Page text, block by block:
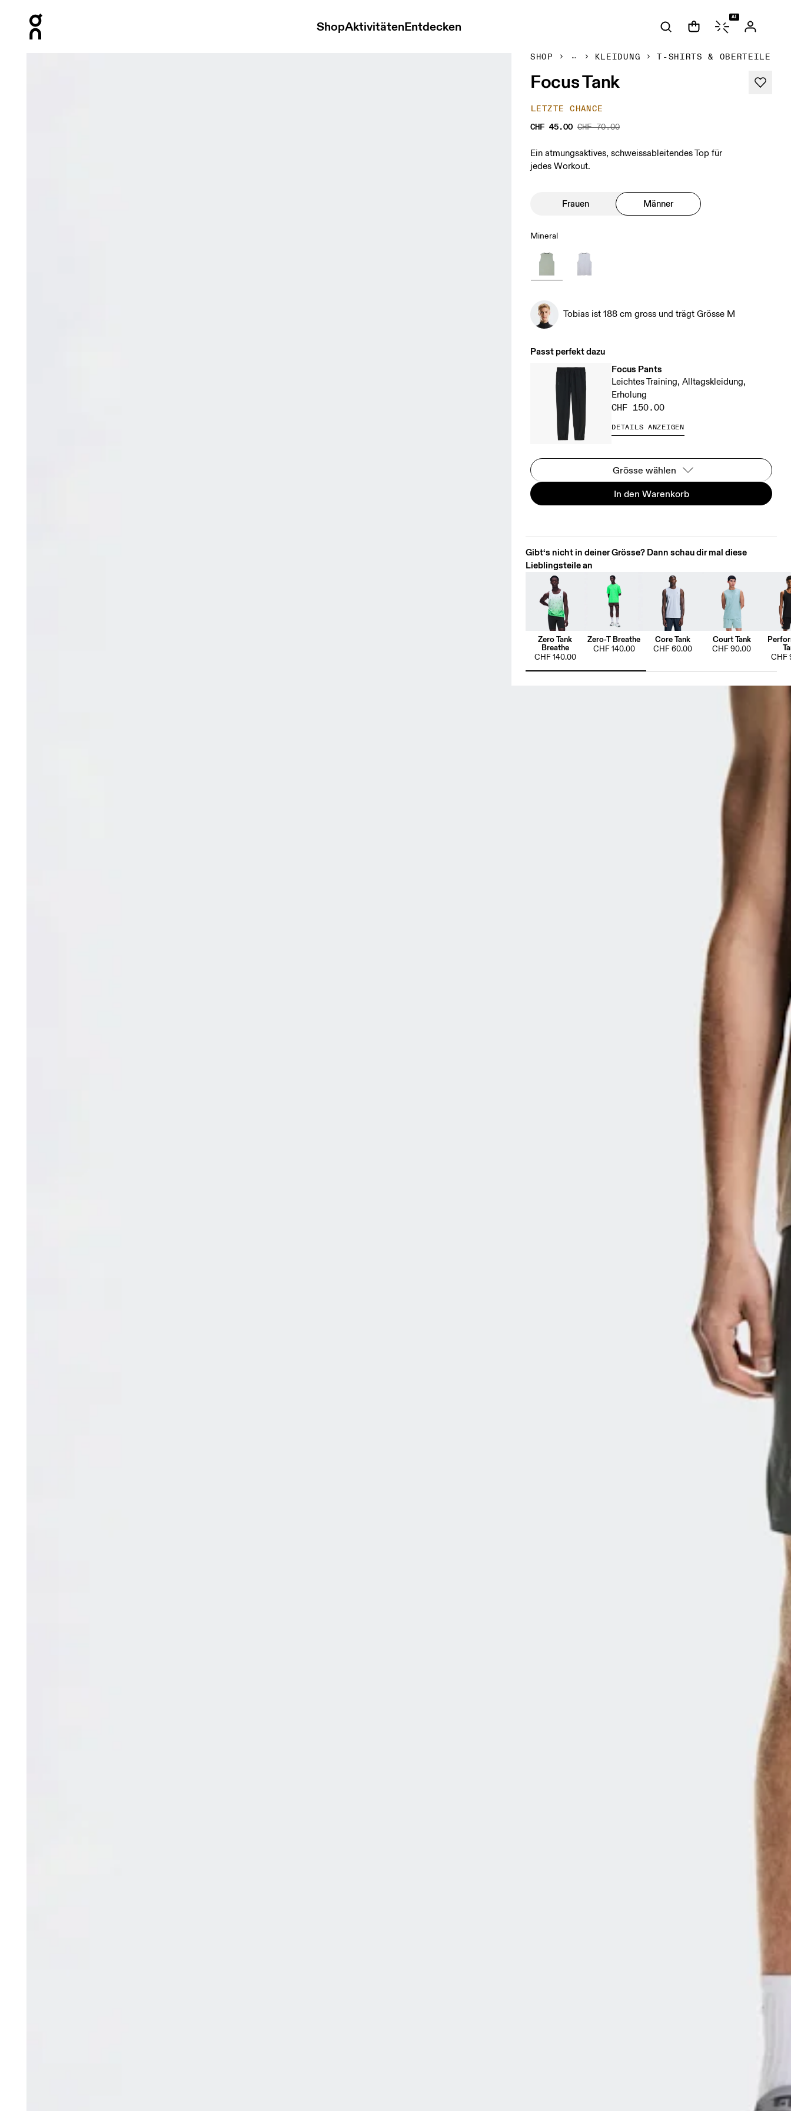
ShopAktivitätenEntdecken
AI
SHOP KLEIDUNG T-SHIRTS & OBERTEILE
Focus Tank
LETZTE CHANCE
CHF 45.00 CHF 70.00
Ein atmungsaktives, schweissableitendes Top für
jedes Workout.
Frauen Männer
Mineral
Tobias ist 188 cm gross und trägt Grösse M
Passt perfekt dazu
Focus Pants
Leichtes Training, Alltagskleidung,
Erholung
CHF 150.00
DETAILS ANZEIGEN
Grösse wählen
In den Warenkorb
Gibt‘s nicht in deiner Grösse? Dann schau dir mal diese
Lieblingsteile an
Zero Tank
Breathe
CHF 140.00
Zero-T Breathe
CHF 140.00
Core Tank
CHF 60.00
Court Tank
CHF 90.00
CHF